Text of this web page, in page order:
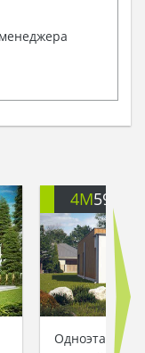
4M592G
Одноэтажный